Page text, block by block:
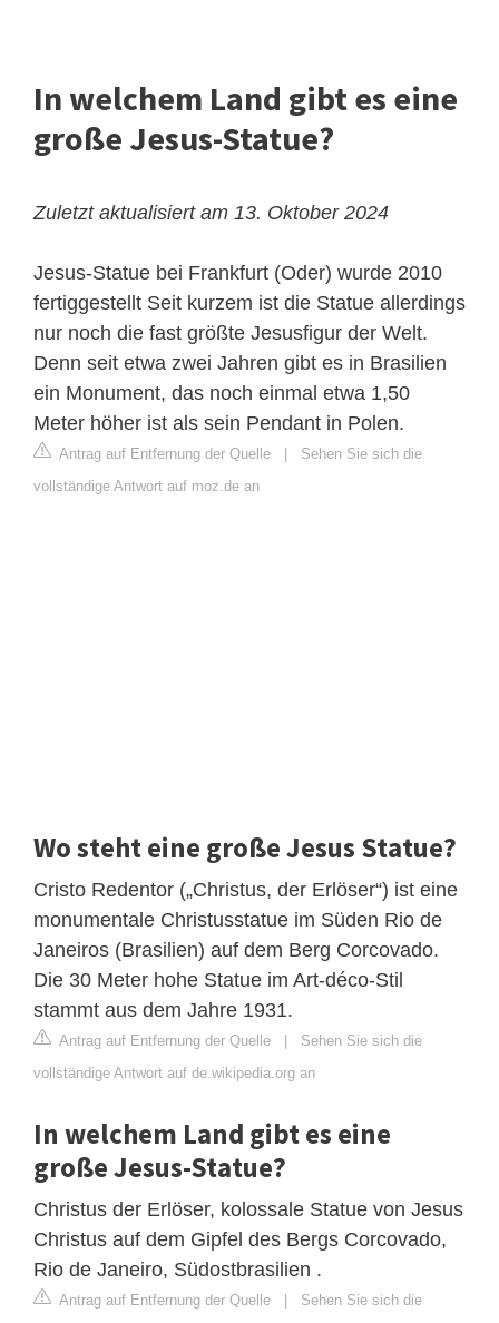
In welchem ​​Land gibt es eine
große Jesus-Statue?
Zuletzt aktualisiert am 13. Oktober 2024
Jesus-Statue bei Frankfurt (Oder) wurde 2010
fertiggestellt Seit kurzem ist die Statue allerdings
nur noch die fast größte Jesusfigur der Welt.
Denn seit etwa zwei Jahren gibt es in Brasilien
ein Monument, das noch einmal etwa 1,50
Meter höher ist als sein Pendant in Polen.
Antrag auf Entfernung der Quelle
Sehen Sie sich die
vollständige Antwort auf moz.de an
Wo steht eine große Jesus Statue?
Cristo Redentor („Christus, der Erlöser“) ist eine
monumentale Christusstatue im Süden Rio de
Janeiros (Brasilien) auf dem Berg Corcovado.
Die 30 Meter hohe Statue im Art-déco-Stil
stammt aus dem Jahre 1931.
Antrag auf Entfernung der Quelle
Sehen Sie sich die
vollständige Antwort auf de.wikipedia.org an
In welchem ​​Land gibt es eine
große Jesus-Statue?
Christus der Erlöser, kolossale Statue von Jesus
Christus auf dem Gipfel des Bergs Corcovado,
Rio de Janeiro, Südostbrasilien .
Antrag auf Entfernung der Quelle
Sehen Sie sich die